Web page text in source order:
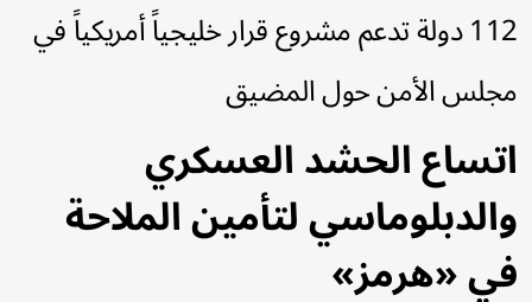
112 دولة تدعم مشروع قرار خليجياً أمريكياً في
مجلس الأمن حول المضيق
اتساع الحشد العسكري
والدبلوماسي لتأمين الملاحة
في «هرمز»